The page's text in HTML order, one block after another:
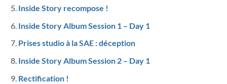
Inside Story recompose !
Inside Story Album Session 1 – Day 1
Prises studio à la SAE : déception
Inside Story Album Session 2 – Day 1
Rectification !